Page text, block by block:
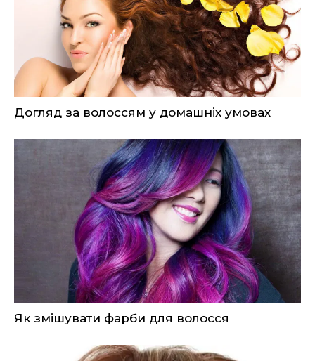
Догляд за волоссям у домашніх умовах
Як змішувати фарби для волосся